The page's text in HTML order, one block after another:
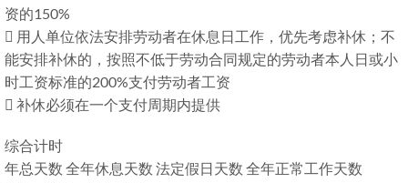
资的150%
 用人单位依法安排劳动者在休息日工作，优先考虑补休；不
能安排补休的，按照不低于劳动合同规定的劳动者本人日或小
时工资标准的200%支付劳动者工资
 补休必须在一个支付周期内提供
综合计时
年总天数 全年休息天数 法定假日天数 全年正常工作天数